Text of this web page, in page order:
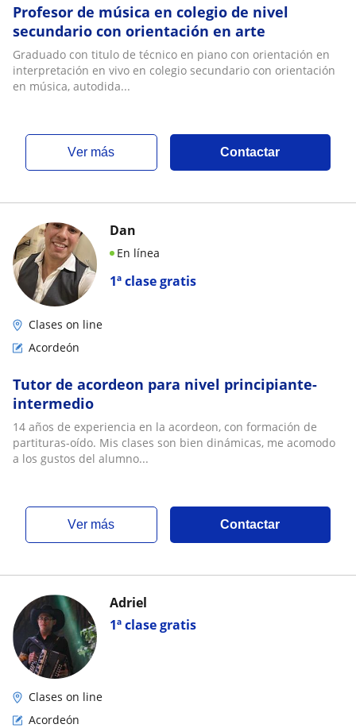
Profesor de música en colegio de nivel
secundario con orientación en arte
Graduado con titulo de técnico en piano con orientación en
interpretación en vivo en colegio secundario con orientación
en música, autodida...
ver más Contactar
1ª clase gratis
Dan
En línea
Clases on line
Acordeón
Tutor de acordeon para nivel principiante-
intermedio
14 años de experiencia en la acordeon, con formación de
partituras-oído. Mis clases son bien dinámicas, me acomodo
a los gustos del alumno...
ver más Contactar
1ª clase gratis
Adriel
Clases on line
Acordeón